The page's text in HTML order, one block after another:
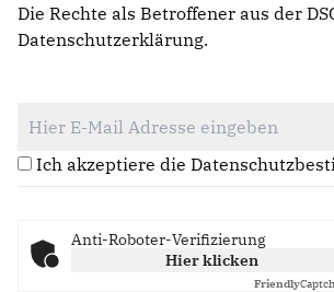
Die Rechte als Betroffener aus der
Datenschutzerklärung.
Ich akzeptiere die
Anti-Roboter-Verifizierung
Hier klicken
Friendly